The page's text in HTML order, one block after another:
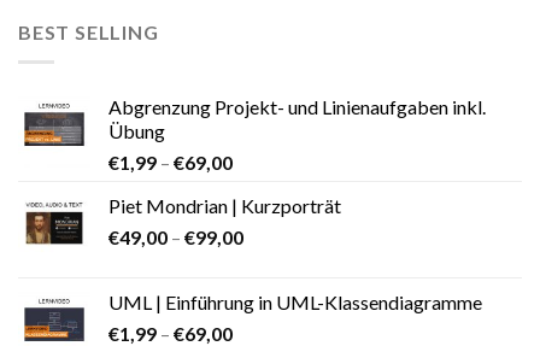
BEST SELLING
Abgrenzung Projekt- und Linienaufgaben inkl.
Übung
€1,99 – €69,00
Piet Mondrian | Kurzporträt
€49,00 – €99,00
UML | Einführung in UML-Klassendiagramme
€1,99 – €69,00